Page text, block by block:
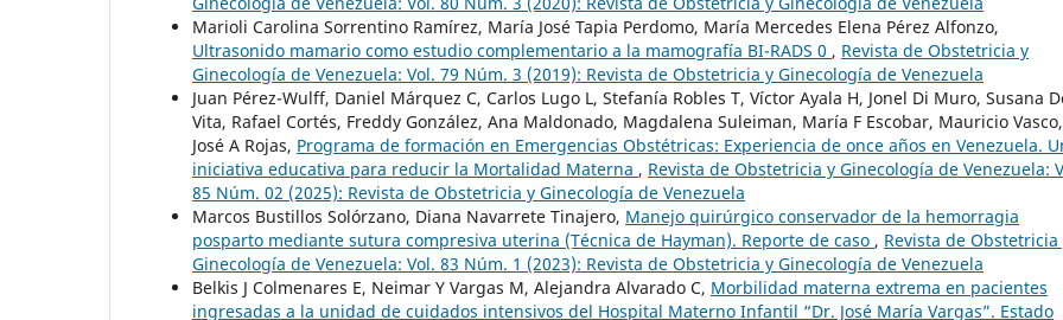
Marioli Carolina Sorrentino Ramírez, María José Tapia Perdomo, María Mercedes Elena Pérez Alfonzo,
Ultrasonido mamario como estudio complementario a la mamografía BI-RADS 0 , Revista de Obstetricia y
Ginecología de Venezuela: Vol. 79 Núm. 3 (2019): Revista de Obstetricia y Ginecología de Venezuela
Juan Pérez-Wulff, Daniel Márquez C, Carlos Lugo L, Stefanía Robles T, Víctor Ayala H, Jonel Di Muro, Susana
Vita, Rafael Cortés, Freddy González, Ana Maldonado, Magdalena Suleiman, María F Escobar, Mauricio Vasco,
José A Rojas, Programa de formación en Emergencias Obstétricas: Experiencia de once años en Venezuela.
iniciativa educativa para reducir la Mortalidad Materna , Revista de Obstetricia y Ginecología de Venezuela:
85 Núm. 02 (2025): Revista de Obstetricia y Ginecología de Venezuela
Marcos Bustillos Solórzano, Diana Navarrete Tinajero, Manejo quirúrgico conservador de la hemorragia
posparto mediante sutura compresiva uterina (Técnica de Hayman). Reporte de caso , Revista de Obstetricia
Ginecología de Venezuela: Vol. 83 Núm. 1 (2023): Revista de Obstetricia y Ginecología de Venezuela
Belkis J Colmenares E, Neimar Y Vargas M, Alejandra Alvarado C, Morbilidad materna extrema en pacientes
ingresadas a la unidad de cuidados intensivos del Hospital Materno Infantil “Dr. José María Vargas”. Estado